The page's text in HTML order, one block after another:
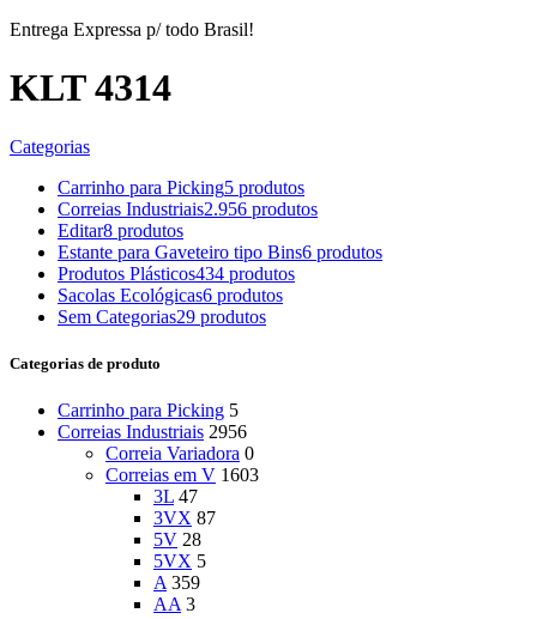
Entrega Expressa p/ todo Brasil!
KLT 4314
Categorias
Carrinho para Picking5 produtos
Correias Industriais2.956 produtos
Editar8 produtos
Estante para Gaveteiro tipo Bins6 produtos
Produtos Plásticos434 produtos
Sacolas Ecológicas6 produtos
Sem Categorias29 produtos
Categorias de produto
Carrinho para Picking 5
Correias Industriais 2956
Correia Variadora 0
Correias em V 1603
3L 47
3VX 87
5V 28
5VX 5
A 359
AA 3